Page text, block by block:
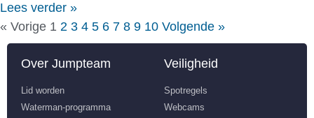
Lees verder »
« Vorige 1 2 3 4 5 6 7 8 9 10 Volgende »
Over Jumpteam
Lid worden
Waterman-programma
Veiligheid
Spotregels
Webcams